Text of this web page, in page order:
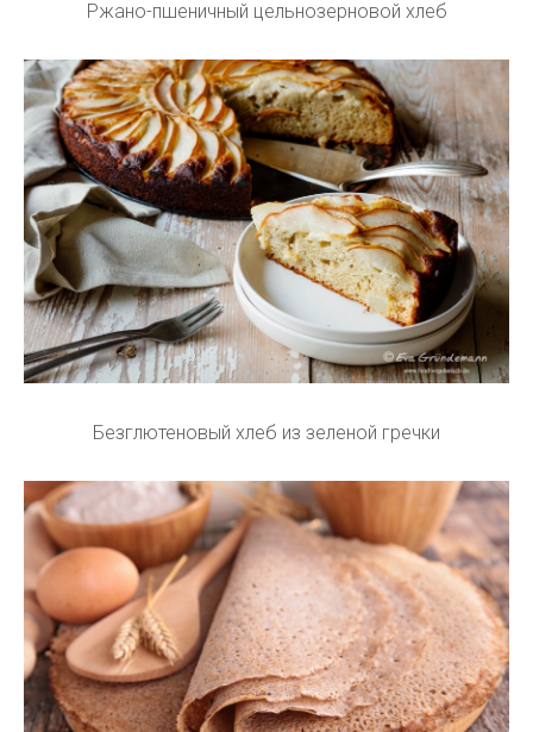
Ржано-пшеничный цельнозерновой хлеб
Безглютеновый хлеб из зеленой гречки